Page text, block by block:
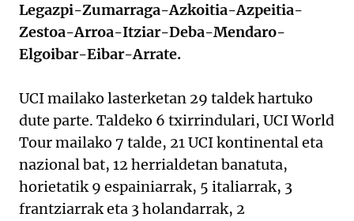
Legazpi-Zumarraga-Azkoitia-Azpeitia-
Zestoa-Arroa-Itziar-Deba-Mendaro-
Elgoibar-Eibar-Arrate.
UCI mailako lasterketan 29 taldek hartuko
dute parte. Taldeko 6 txirrindulari, UCI World
Tour mailako 7 talde, 21 UCI kontinental eta
nazional bat, 12 herrialdetan banatuta,
horietatik 9 espainiarrak, 5 italiarrak, 3
frantziarrak eta 3 holandarrak, 2